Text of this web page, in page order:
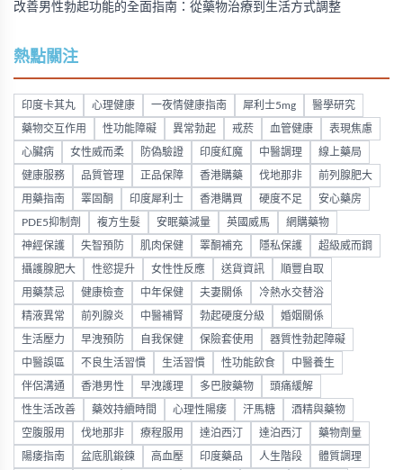
改善男性勃起功能的全面指南：從藥物治療到生活方式調整
熱點關注
印度卡其丸 心理健康 一夜情健康指南 犀利士5mg 醫學研究
藥物交互作用 性功能障礙 異常勃起 戒菸 血管健康 表現焦慮
心臟病 女性威而柔 防偽驗證 印度紅魔 中醫調理 線上藥局
健康服務 品質管理 正品保障 香港購藥 伐地那非 前列腺肥大
用藥指南 睪固酮 印度犀利士 香港購買 硬度不足 安心藥房
PDE5抑制劑 複方生髮 安眠藥減量 英國威馬 網購藥物
神經保護 失智預防 肌肉保健 睪酮補充 隱私保護 超級威而鋼
攝護腺肥大 性慾提升 女性性反應 送貨資訊 順豐自取
用藥禁忌 健康檢查 中年保健 夫妻關係 冷熱水交替浴
精液異常 前列腺炎 中醫補腎 勃起硬度分級 婚姻關係
生活壓力 早洩預防 自我保健 保險套使用 器質性勃起障礙
中醫誤區 不良生活習慣 生活習慣 性功能飲食 中醫養生
伴侶溝通 香港男性 早洩護理 多巴胺藥物 頭痛緩解
性生活改善 藥效持續時間 心理性陽痿 汗馬糖 酒精與藥物
空腹服用 伐地那非 療程服用 達泊西汀 達泊西汀 藥物劑量
陽痿指南 盆底肌鍛鍊 高血壓 印度藥品 人生階段 體質調理